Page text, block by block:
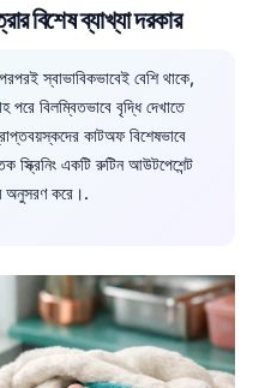
বিশেষ ব্যাখ্যা দরকার
স্বাভাবিকভাবেই বেশি থাকে,
পরে বিলম্বিতভাবে বৃদ্ধি দেখাতে
কাটঅফ বিশেষভাবে
স্ক্রিনিং একটি রুটিন আউটপেশেন্ট
অনুসরণ করে।.